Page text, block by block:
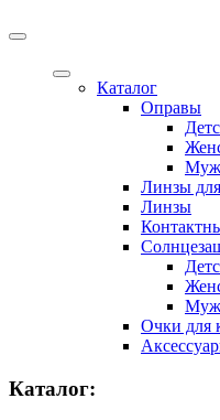
Каталог
Оправы
Линзы
Линзы
Очки для
Каталог: